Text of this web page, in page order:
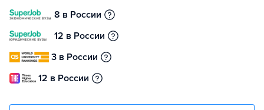
8 в России
12 в России
3 в России
12 в России